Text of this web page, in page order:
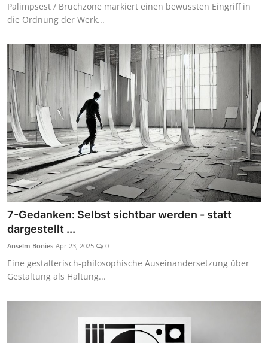
Palimpsest / Bruchzone markiert einen bewussten Eingriff in
die Ordnung der Werk...
7-Gedanken: Selbst sichtbar werden - statt
dargestellt ...
Anselm Bonies Apr 23, 2025 0
Eine gestalterisch-philosophische Auseinandersetzung über
Gestaltung als Haltung...